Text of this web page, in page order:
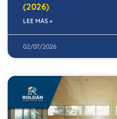
(2026)
LEE MÁS »
02/07/2026